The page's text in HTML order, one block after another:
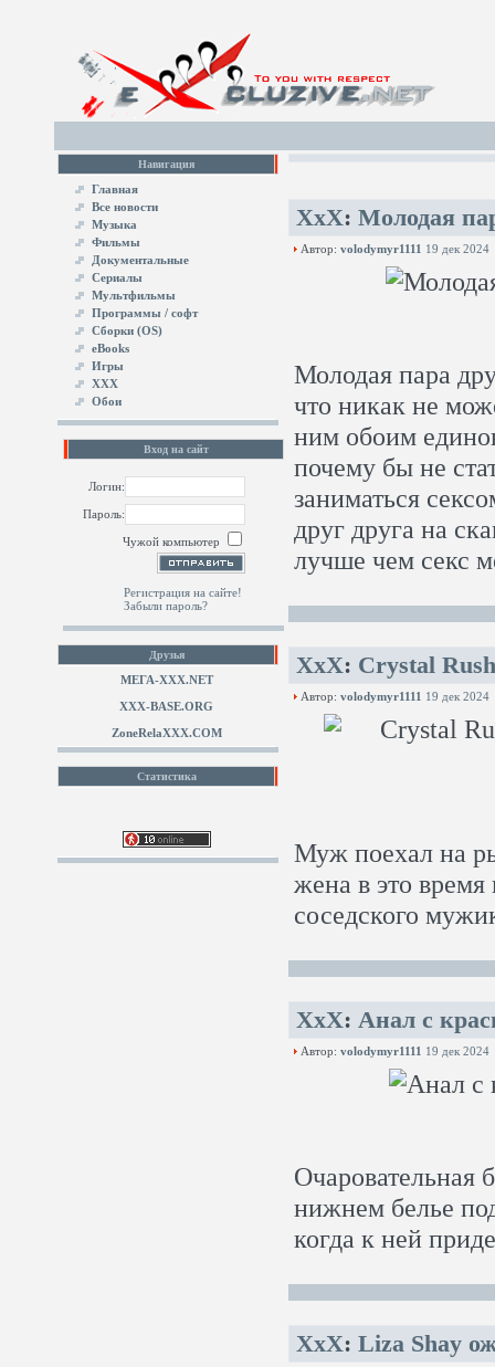
Навигация
Главная
Все новости
Музыка
Фильмы
Документальные
Сериалы
Мультфильмы
Программы / софт
Сборки (OS)
eBooks
Игры
XXX
Обои
Вход на сайт
Логин:
Пароль:
Чужой компьютер
Регистрация на сайте!
Забыли пароль?
Друзья
МЕГА-ХХХ.NET
XXX-BASE.ORG
ZoneRelaXXX.COM
Статистика
XxX: Молодая
Автор: volodymyr1111 19 дек 2024
Молодая пара
что никак не
ним обоим
почему бы не
заниматься
друг друга на
лучше чем секс
XxX: Crystal
Автор: volodymyr1111 19 дек 2024
Муж поехал на
жена в это
соседского
XxX: Анал с
Автор: volodymyr1111 19 дек 2024
Очаровательная
нижнем белье
когда к ней
XxX: Liza Shay